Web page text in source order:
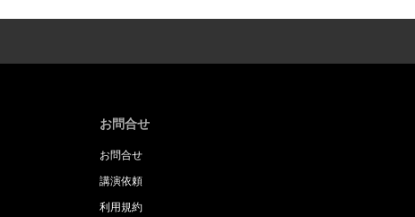
お問合せ
お問合せ
講演依頼
利用規約